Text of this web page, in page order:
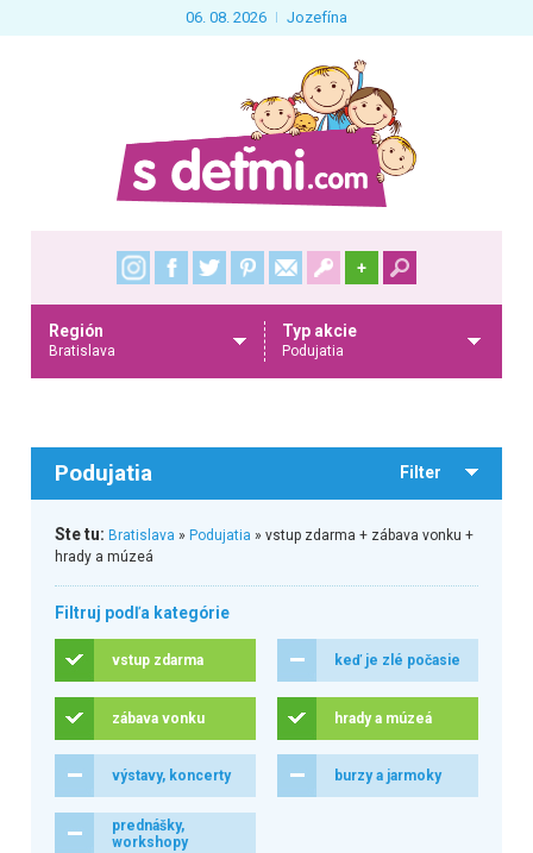
06. 08. 2026 Jozefína
+
Región
Bratislava
Typ akcie
Podujatia
Podujatia Filter
Ste tu: Bratislava » Podujatia » vstup zdarma + zábava vonku +
hrady a múzeá
Filtruj podľa kategórie
vstup zdarma keď je zlé počasie
zábava vonku hrady a múzeá
výstavy, koncerty burzy a jarmoky
prednášky,
workshopy